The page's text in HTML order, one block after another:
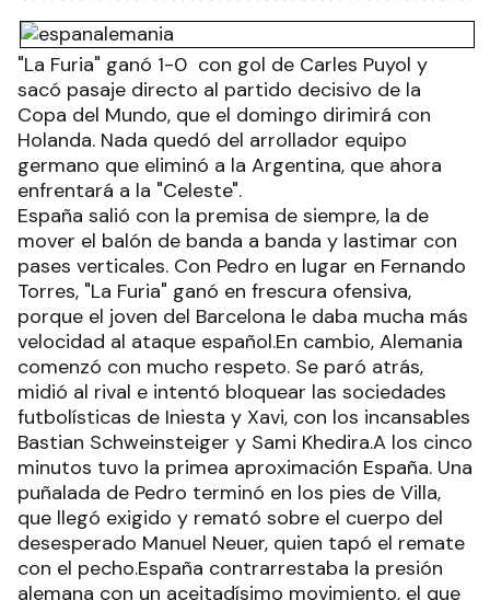
"La Furia" ganó 1-0 con gol de Carles Puyol y
sacó pasaje directo al partido decisivo de la
Copa del Mundo, que el domingo dirimirá con
Holanda. Nada quedó del arrollador equipo
germano que eliminó a la Argentina, que ahora
enfrentará a la "Celeste".
España salió con la premisa de siempre, la de
mover el balón de banda a banda y lastimar con
pases verticales. Con Pedro en lugar en Fernando
Torres, "La Furia" ganó en frescura ofensiva,
porque el joven del Barcelona le daba mucha más
velocidad al ataque español.En cambio, Alemania
comenzó con mucho respeto. Se paró atrás,
midió al rival e intentó bloquear las sociedades
futbolísticas de Iniesta y Xavi, con los incansables
Bastian Schweinsteiger y Sami Khedira.A los cinco
minutos tuvo la primea aproximación España. Una
puñalada de Pedro terminó en los pies de Villa,
que llegó exigido y remató sobre el cuerpo del
desesperado Manuel Neuer, quien tapó el remate
con el pecho.España contrarrestaba la presión
alemana con un aceitadísimo movimiento, el que